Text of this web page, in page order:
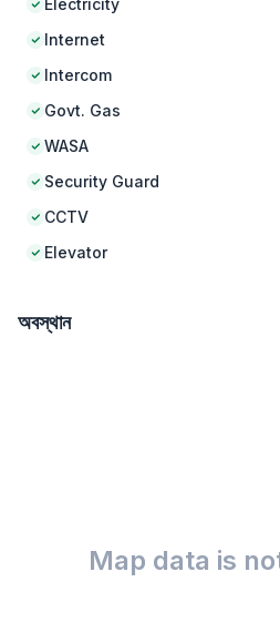
Electricity
Internet
Intercom
Govt. Gas
WASA
Security Guard
CCTV
Elevator
অবস্থান
Map data is